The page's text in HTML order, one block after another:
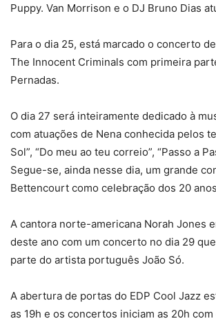
Puppy. Van Morrison e o DJ Bruno Dias
Para o dia 25, está marcado o concerto
The Innocent Criminals com primeira
Pernadas.
O dia 27 será inteiramente dedicado à
com atuações de Nena conhecida pelos
Sol”, “Do meu ao teu correio”, “Passo a
Segue-se, ainda nesse dia, um grande
Bettencourt como celebração dos 20
A cantora norte-americana Norah Jones
deste ano com um concerto no dia 29
parte do artista português João Só.
A abertura de portas do EDP Cool Jazz
as 19h e os concertos iniciam as 20h com